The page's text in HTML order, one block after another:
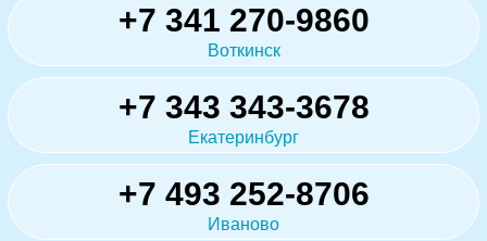
+7 341 270-9860
Воткинск
+7 343 343-3678
Екатеринбург
+7 493 252-8706
Иваново